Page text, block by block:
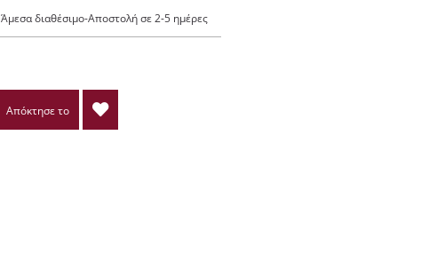
Άμεσα διαθέσιμο-Αποστολή σε 2-5 ημέρες
Απόκτησε το